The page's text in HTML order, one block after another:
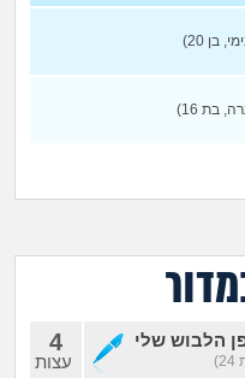
עבודה וקריירה
חברים ואנשים
מה שעובר עליי
שומרים על הגוף
בן 20)
בת 16)
הלבוש שלי
4
עצות